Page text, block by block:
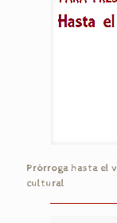
Prórroga hasta el
cultural